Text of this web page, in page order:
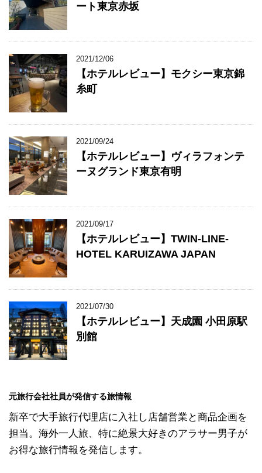
ート東京赤坂
2021/12/06
【ホテルレビュー】モクシー東京錦
糸町
2021/09/24
【ホテルレビュー】ヴィラフォンテ
ーヌグランド東京有明
2021/09/17
【ホテルレビュー】TWIN-LINE-
HOTEL KARUIZAWA JAPAN
2021/07/30
【ホテルレビュー】天成園 小田原駅
別館
元旅行会社社員が発信する旅情報
新卒で大手旅行代理店に入社し店舗営業と商品企画を
担当。海外一人旅、特に絶景大好きのアラサー男子が
お得な旅行情報を発信します。